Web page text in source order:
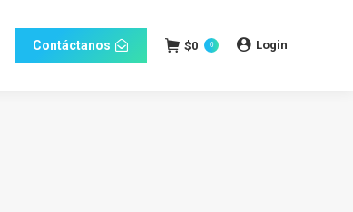
Contáctanos $0 0 Login